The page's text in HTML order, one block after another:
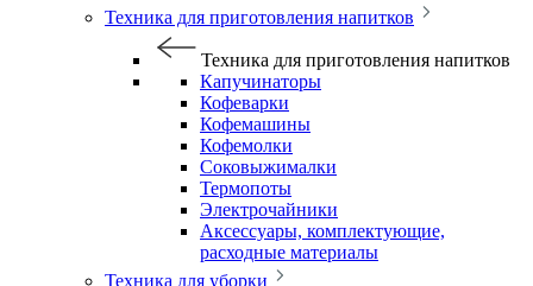
Техника для приготовления напитков
Техника для приготовления напитков
Капучинаторы
Кофеварки
Кофемашины
Кофемолки
Соковыжималки
Термопоты
Электрочайники
Аксессуары, комплектующие,
расходные материалы
Техника для уборки